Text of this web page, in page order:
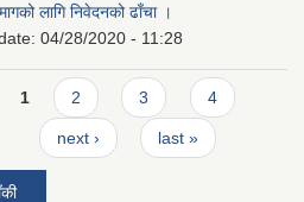
लागि निवेदनको ढाँचा ।
04/28/2020 - 11:28
1 2 3 4
next › last »